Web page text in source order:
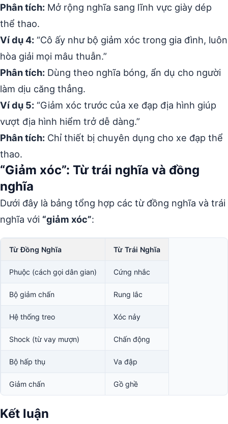
Phân tích: Mở rộng nghĩa sang lĩnh vực giày dép
thể thao.
Ví dụ 4: “Cô ấy như bộ giảm xóc trong gia đình, luôn
hòa giải mọi mâu thuẫn.”
Phân tích: Dùng theo nghĩa bóng, ẩn dụ cho người
làm dịu căng thẳng.
Ví dụ 5: “Giảm xóc trước của xe đạp địa hình giúp
vượt địa hình hiểm trở dễ dàng.”
Phân tích: Chỉ thiết bị chuyên dụng cho xe đạp thể
thao.
“Giảm xóc”: Từ trái nghĩa và đồng
nghĩa
Dưới đây là bảng tổng hợp các từ đồng nghĩa và trái
nghĩa với “giảm xóc”:
Từ Đồng Nghĩa Từ Trái Nghĩa
Phuộc (cách gọi dân gian) Cứng nhắc
Bộ giảm chấn Rung lắc
Hệ thống treo Xóc nảy
Shock (từ vay mượn) Chấn động
Bộ hấp thụ Va đập
Giảm chấn Gồ ghề
Kết luận